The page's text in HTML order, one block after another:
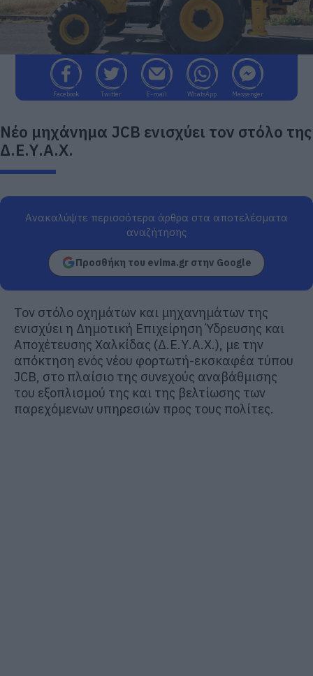
Facebook Twitter E-mail WhatsApp Messenger
Νέο μηχάνημα JCB ενισχύει τον στόλο της
Δ.Ε.Υ.Α.Χ.
Ανακαλύψτε περισσότερα άρθρα στα αποτελέσματα
αναζήτησης
Προσθήκη του evima.gr στην Google
Τον στόλο οχημάτων και μηχανημάτων της
ενισχύει η Δημοτική Επιχείρηση Ύδρευσης και
Αποχέτευσης Χαλκίδας (Δ.Ε.Υ.Α.Χ.), με την
απόκτηση ενός νέου φορτωτή-εκσκαφέα τύπου
JCB, στο πλαίσιο της συνεχούς αναβάθμισης
του εξοπλισμού της και της βελτίωσης των
παρεχόμενων υπηρεσιών προς τους πολίτες.